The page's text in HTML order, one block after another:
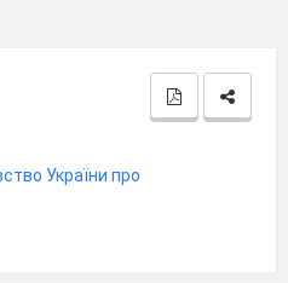
України про